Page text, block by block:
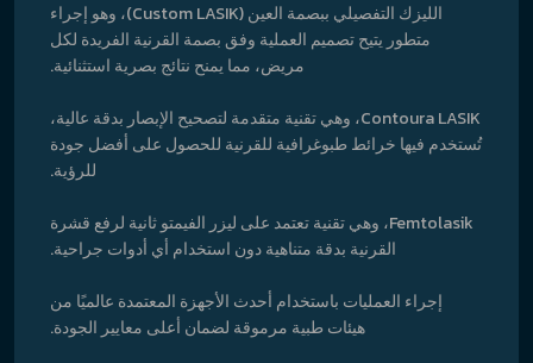
الليزك التفصيلي ببصمة العين (Custom LASIK)، وهو إجراء
متطور يتيح تصميم العملية وفق بصمة القرنية الفريدة لكل
مريض، مما يمنح نتائج بصرية استثنائية.
Contoura LASIK، وهي تقنية متقدمة لتصحيح الإبصار بدقة عالية،
تُستخدم فيها خرائط طبوغرافية للقرنية للحصول على أفضل جودة
للرؤية.
Femtolasik، وهي تقنية تعتمد على ليزر الفيمتو ثانية لرفع قشرة
القرنية بدقة متناهية دون استخدام أي أدوات جراحية.
إجراء العمليات باستخدام أحدث الأجهزة المعتمدة عالميًا من
هيئات طبية مرموقة لضمان أعلى معايير الجودة.